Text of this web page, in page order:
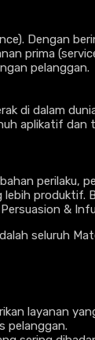
Dengan
prima
pelanggan.
di dalam
aplikatif
perilaku,
produktif.
&
seluruh
layanan
pelanggan.